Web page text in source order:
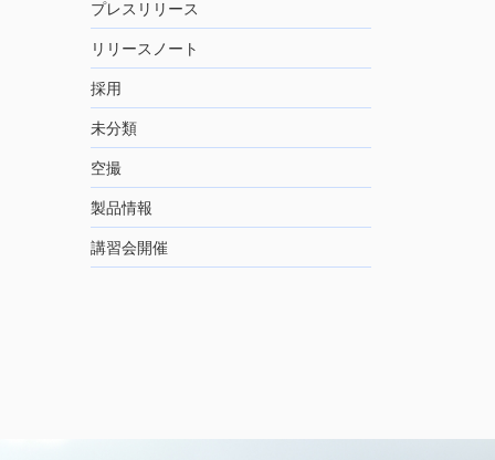
プレスリリース
リリースノート
採用
未分類
空撮
製品情報
講習会開催